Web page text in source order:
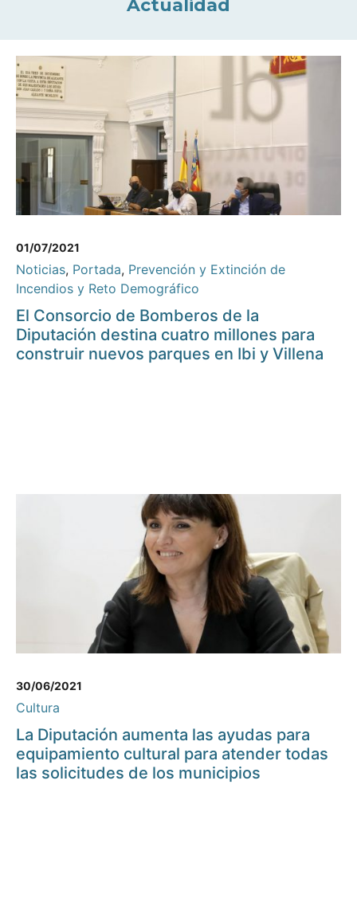
Actualidad
01/07/2021
Noticias, Portada, Prevención y Extinción de
Incendios y Reto Demográfico
El Consorcio de Bomberos de la
Diputación destina cuatro millones para
construir nuevos parques en Ibi y Villena
30/06/2021
Cultura
La Diputación aumenta las ayudas para
equipamiento cultural para atender todas
las solicitudes de los municipios